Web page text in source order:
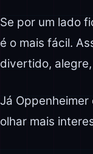
Se por um lado
é o mais fácil.
divertido,
Já
olhar mais